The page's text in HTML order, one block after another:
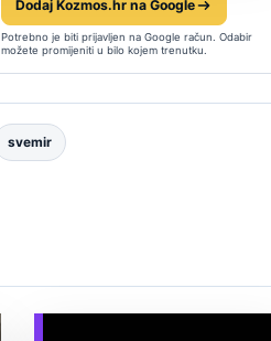
Dodaj Kozmos.hr na Google
Potrebno je biti prijavljen na Google račun. Odabir
možete promijeniti u bilo kojem trenutku.
svemir